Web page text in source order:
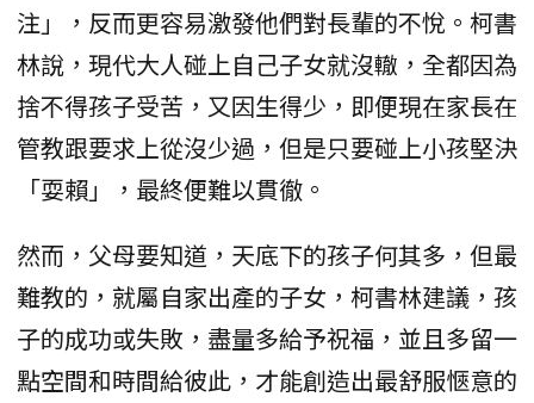
注」，反而更容易激發他們對長輩的不悅。柯書
林說，現代大人碰上自己子女就沒轍，全都因為
捨不得孩子受苦，又因生得少，即便現在家長在
管教跟要求上從沒少過，但是只要碰上小孩堅決
「耍賴」，最終便難以貫徹。
然而，父母要知道，天底下的孩子何其多，但最
難教的，就屬自家出產的子女，柯書林建議，孩
子的成功或失敗，盡量多給予祝福，並且多留一
點空間和時間給彼此，才能創造出最舒服愜意的